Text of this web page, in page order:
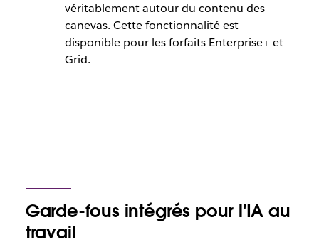
véritablement autour du contenu des
canevas. Cette fonctionnalité est
disponible pour les forfaits Enterprise+ et
Grid.
Garde-fous intégrés pour l'IA au
travail